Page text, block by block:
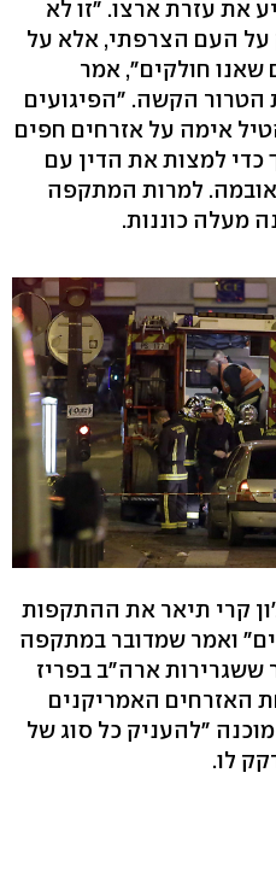
את עזרת ארצו. "זו לא
על העם הצרפתי, אלא על
שאנו חולקים", אמר
הקשה. "הפיגועים
אימה על אזרחים חפים
למצות את הדין עם
למרות המתקפה
מעלה כוננות.
קרי תיאר את ההתקפות
ואמר שמדובר במתקפה
ששגרירות ארה"ב בפריז
האזרחים האמריקנים
"להעניק כל סוג של
לו.